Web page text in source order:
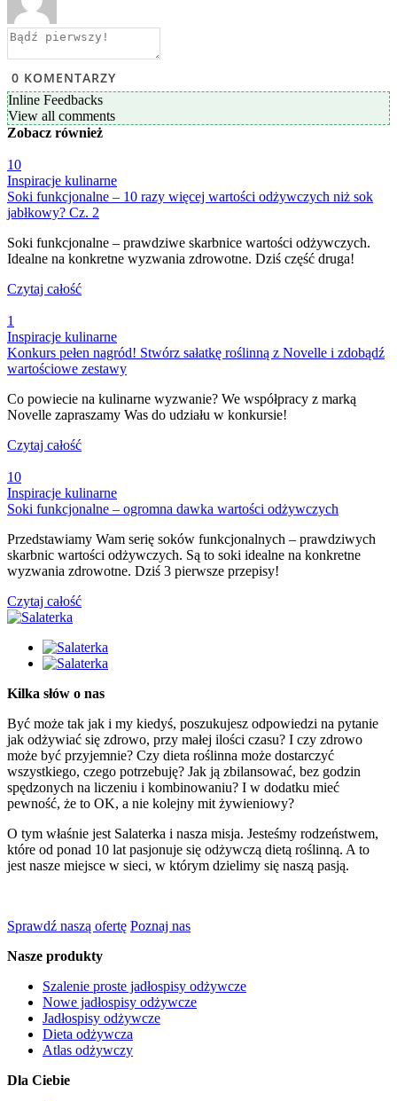
0 KOMENTARZY
Inline Feedbacks
View all comments
Zobacz również
10
Inspiracje kulinarne
Soki funkcjonalne – 10 razy więcej wartości odżywczych niż sok
jabłkowy? Cz. 2
Soki funkcjonalne – prawdziwe skarbnice wartości odżywczych.
Idealne na konkretne wyzwania zdrowotne. Dziś część druga!
Czytaj całość
1
Inspiracje kulinarne
Konkurs pełen nagród! Stwórz sałatkę roślinną z Novelle i zdobądź
wartościowe zestawy
Co powiecie na kulinarne wyzwanie? We współpracy z marką
Novelle zapraszamy Was do udziału w konkursie!
Czytaj całość
10
Inspiracje kulinarne
Soki funkcjonalne – ogromna dawka wartości odżywczych
Przedstawiamy Wam serię soków funkcjonalnych – prawdziwych
skarbnic wartości odżywczych. Są to soki idealne na konkretne
wyzwania zdrowotne. Dziś 3 pierwsze przepisy!
Czytaj całość
Kilka słów o nas
Być może tak jak i my kiedyś, poszukujesz odpowiedzi na pytanie
jak odżywiać się zdrowo, przy małej ilości czasu? I czy zdrowo
może być przyjemnie? Czy dieta roślinna może dostarczyć
wszystkiego, czego potrzebuję? Jak ją zbilansować, bez godzin
spędzonych na liczeniu i kombinowaniu? I w dodatku mieć
pewność, że to OK, a nie kolejny mit żywieniowy?
O tym właśnie jest Salaterka i nasza misja. Jesteśmy rodzeństwem,
które od ponad 10 lat pasjonuje się odżywczą dietą roślinną. A to
jest nasze miejsce w sieci, w którym dzielimy się naszą pasją.
Sprawdź naszą ofertę Poznaj nas
Nasze produkty
Szalenie proste jadłospisy odżywcze
Nowe jadłospisy odżywcze
Jadłospisy odżywcze
Dieta odżywcza
Atlas odżywczy
Dla Ciebie